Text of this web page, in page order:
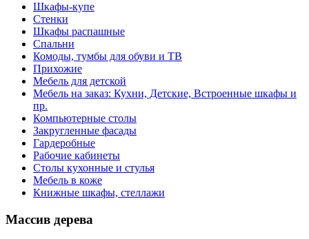
Шкафы-купе
Стенки
Шкафы распашные
Спальни
Комоды, тумбы для обуви и ТВ
Прихожие
Мебель для детской
Мебель на заказ: Кухни, Детские, Встроенные шкафы и
пр.
Компьютерные столы
Закругленные фасады
Гардеробные
Рабочие кабинеты
Столы кухонные и стулья
Мебель в коже
Книжные шкафы, стеллажи
Массив дерева